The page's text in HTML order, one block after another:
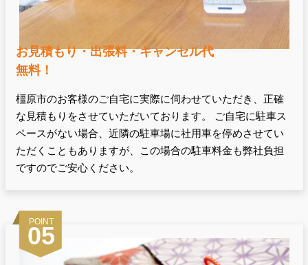
お見積もり・出張料・キャンセル代
無料！
橿原市のお客様のご自宅に実際に伺わせていただき、正確
な見積もりをさせていただいております。 ご自宅に駐車ス
ペースがない場合、近隣の駐車場に社用車を停めさせてい
ただくこともありますが、この場合の駐車料金も弊社負担
ですのでご安心ください。
POINT
05